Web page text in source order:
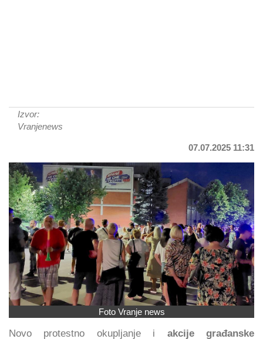
Izvor:
Vranjenews
07.07.2025 11:31
Foto Vranje news
Novo protestno okupljanje i akcije građanske